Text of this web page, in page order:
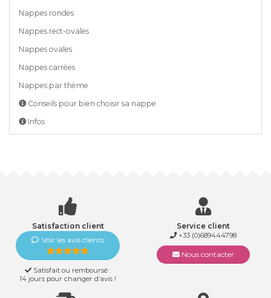
Nappes rondes
Nappes rect-ovales
Nappes ovales
Nappes carrées
Nappes par thème
Conseils pour bien choisir sa nappe
Infos
Satisfaction client
Voir les avis clients
Satisfait ou remboursé :
14 jours pour changer d’avis !
Service client
+33 (0)689444798
Nous contacter